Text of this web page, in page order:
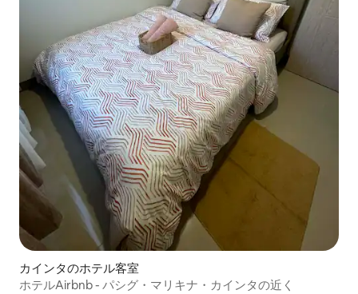
カインタのホテル客室
ホテルAirbnb - パシグ・マリキナ・カインタの近く